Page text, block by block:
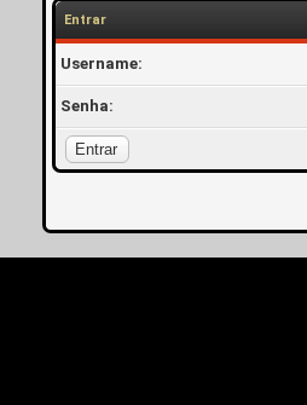
Entrar
Username:
Senha: